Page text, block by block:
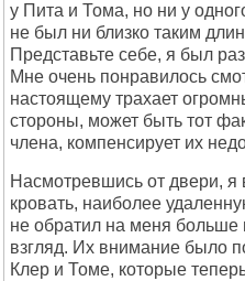
у Пита и Тома, но ни у
не был ни близко таким
Представьте себе, я был
Мне очень понравилось
настоящему трахает
стороны, может быть тот
члена, компенсирует их
Насмотревшись от двери, я
кровать, наиболее
не обратил на меня больше
взгляд. Их внимание было
Клер и Томе, которые